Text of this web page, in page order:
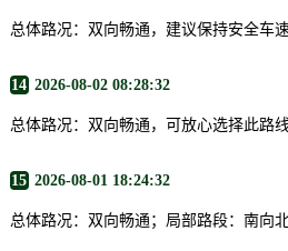
总体路况：双向畅通，建议保持安全车速
14 2026-08-02 08:28:32
总体路况：双向畅通，可放心选择此路线
15 2026-08-01 18:24:32
总体路况：双向畅通；局部路段：南向